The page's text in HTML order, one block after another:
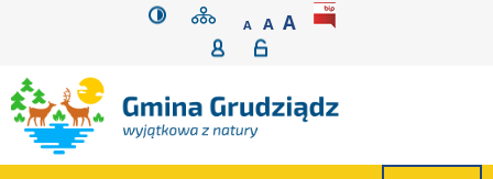
Przejdź do głównego
Przejdź do treści
Przejdź do
wyszukiwarki
Przejdź do mapywersja kontrastowa
mapa serwisu
A POMNIEJSZ CZCIONKĘ
A STANDARDOWY ROZMIAR
A POWIĘKSZ
rozmiar czcionki
Rejestracja